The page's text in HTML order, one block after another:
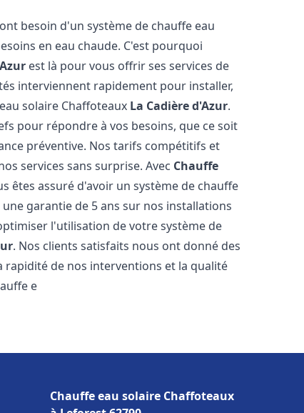
besoin d'un système de chauffe eau
en eau chaude. C'est pourquoi
est là pour vous offrir ses services de
interviennent rapidement pour installer,
solaire Chaffoteaux La Cadière d'Azur.
pour répondre à vos besoins, que ce soit
préventive. Nos tarifs compétitifs et
services sans surprise. Avec Chauffe
êtes assuré d'avoir un système de chauffe
garantie de 5 ans sur nos installations
l'utilisation de votre système de
. Nos clients satisfaits nous ont donné des
de nos interventions et la qualité
e
Chauffe eau solaire Chaffoteaux